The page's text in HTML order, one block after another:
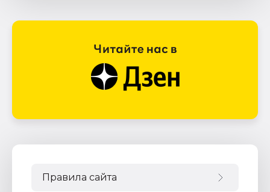
Правила сайта